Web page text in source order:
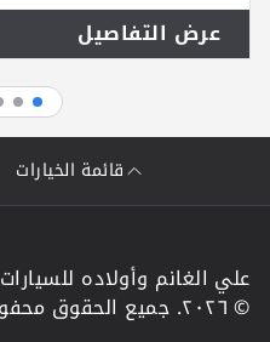
عرض التفاصيل
قائمة الخيارات
علي الغانم وأولاده للسيارات
© ٢٠٢٦. جميع الحقوق محفوظة.